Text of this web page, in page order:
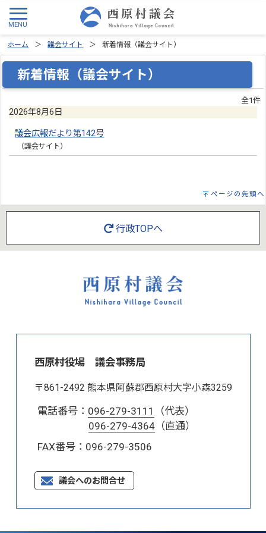
ホーム 議会サイト 新着情報（議会サイト）
新着情報（議会サイト）
全1件
2026年8月6日
議会広報だより第142号
（議会サイト）
ページの先頭へ
行政TOPへ
西原村役場 議会事務局
〒861-2492 熊本県阿蘇郡西原村大字小森3259
電話番号： 096-279-3111
（代表）
096-279-4364（直通）
FAX番号：096-279-3506
議会へのお問合せ